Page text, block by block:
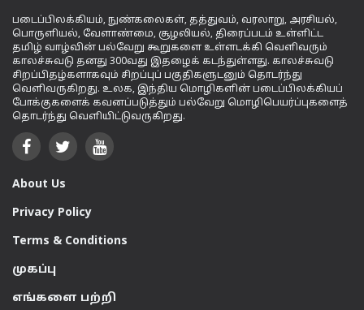
படைப்பிலக்கியம், நுண்கலைகள், தத்துவம், வரலாறு, அரசியல்,
பொருளியல், வேளாண்மை, சூழலியல், திரைப்படம் உள்ளிட்ட
தமிழ் வாழ்வின் பல்வேறு கூறுகளை உள்ளடக்கி வெளிவரும்
காலச்சுவடு தனது 300வது இதழைக் கடந்துள்ளது. காலச்சுவடு
சிறப்பிதழ்களாகவும் சிறப்புப் பகுதிகளுடனும் தொடர்ந்து
வெளிவருகிறது. உலக, இந்திய மொழிகளின் படைப்பிலக்கியப்
போக்குகளைக் கவனப்படுத்தும் பல்வேறு மொழிபெயர்ப்புகளைத்
தொடர்ந்து வெளியிட்டுவருகிறது.
About Us
Privacy Policy
Terms & Conditions
முகப்பு
எங்களை பற்றி